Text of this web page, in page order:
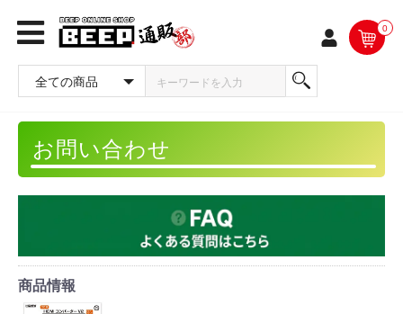
0
お問い合わせ
商品情報